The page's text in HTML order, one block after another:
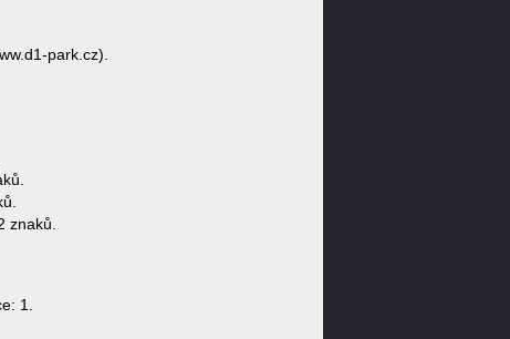
park.cz).
znaků.
1.